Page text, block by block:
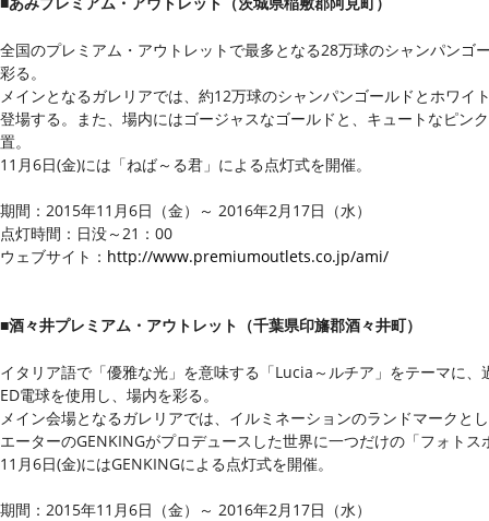
全国のプレミアム・アウトレットで最多となる28万球のシャンパンゴ
彩る。
メインとなるガレリアでは、約12万球のシャンパンゴールドとホワイ
登場する。また、場内にはゴージャスなゴールドと、キュートなピン
置。
11月6日(金)には「ねば～る君」による点灯式を開催。
期間：2015年11月6日（金）～ 2016年2月17日（水）
点灯時間：日没～21：00
ウェブサイト： http://www.premiumoutlets.co.jp/ami/
■酒々井プレミアム・アウトレット（千葉県印旛郡酒々井町）
イタリア語で「優雅な光」を意味する「Lucia～ルチア」をテーマに
ED電球を使用し、場内を彩る。
メイン会場となるガレリアでは、イルミネーションのランドマークと
エーターのGENKINGがプロデュースした世界に一つだけの「フォトス
11月6日(金)にはGENKINGによる点灯式を開催。
期間：2015年11月6日（金）～ 2016年2月17日（水）